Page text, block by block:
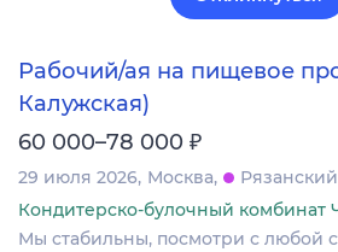
Рабочий/ая на пищевое
Калужская)
60 000–78 000 ₽
29 июля 2026 Москва
Кондитерско-булочный комбинат
Мы стабильны, посмотри с любой